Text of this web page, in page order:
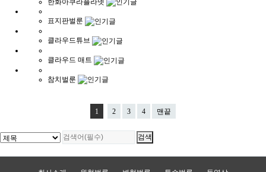
표지판벌룬
클라우드튜브
클라우드 매트
참치벌룬
1 2 3 4 맨끝